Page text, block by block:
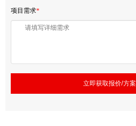
项目需求*
立即获取报价/方案